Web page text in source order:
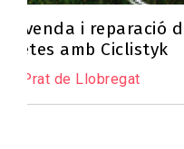
El Prat